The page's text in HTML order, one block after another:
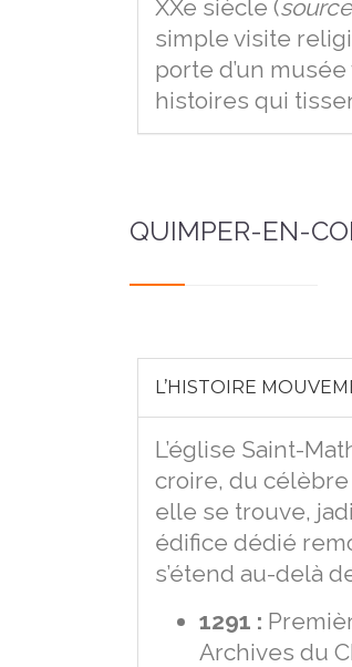
XXe siècle (
simple visite
porte d’un
histoires qui
QUIMPER-EN-
L’HISTOIRE
L’église Saint-
croire, du
elle se trouve,
édifice dédié
s’étend au-delà
1291 :
Archives du